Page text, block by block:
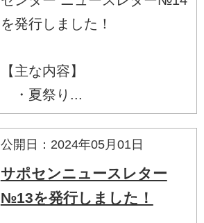
を発行しました！
【主な内容】
・夏祭り...
公開日：2024年05月01日
サポセンニュースレター
№13を発行しました！